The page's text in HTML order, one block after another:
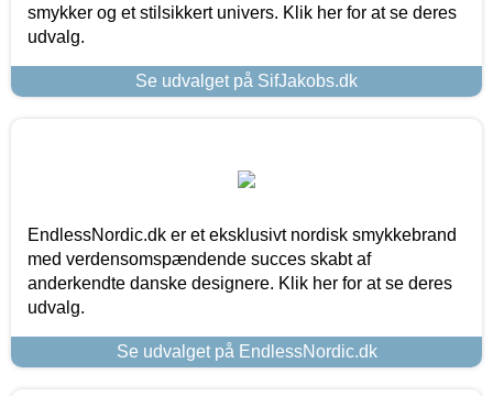
smykker og et stilsikkert univers. Klik her for at se deres
udvalg.
Se udvalget på SifJakobs.dk
EndlessNordic.dk er et eksklusivt nordisk smykkebrand
med verdensomspændende succes skabt af
anderkendte danske designere. Klik her for at se deres
udvalg.
Se udvalget på EndlessNordic.dk